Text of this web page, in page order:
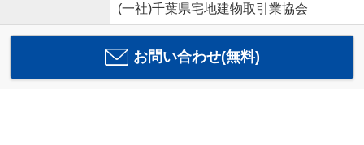
(一社)千葉県宅地建物取引業協会
お問い合わせ(無料)